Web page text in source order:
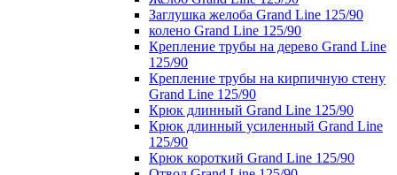
Заглушка желоба Grand Line 125/90
колено Grand Line 125/90
Крепление трубы на дерево Grand Line
125/90
Крепление трубы на кирпичную стену
Grand Line 125/90
Крюк длинный Grand Line 125/90
Крюк длинный усиленный Grand Line
125/90
Крюк короткий Grand Line 125/90